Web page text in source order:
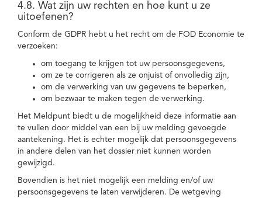
4.8. Wat zijn uw rechten en hoe kunt u ze
uitoefenen?
Conform de GDPR hebt u het recht om de FOD Economie te
verzoeken:
om toegang te krijgen tot uw persoonsgegevens,
om ze te corrigeren als ze onjuist of onvolledig zijn,
om de verwerking van uw gegevens te beperken,
om bezwaar te maken tegen de verwerking.
Het Meldpunt biedt u de mogelijkheid deze informatie aan
te vullen door middel van een bij uw melding gevoegde
aantekening. Het is echter mogelijk dat persoonsgegevens
in andere delen van het dossier niet kunnen worden
gewijzigd.
Bovendien is het niet mogelijk een melding en/of uw
persoonsgegevens te laten verwijderen. De wetgeving